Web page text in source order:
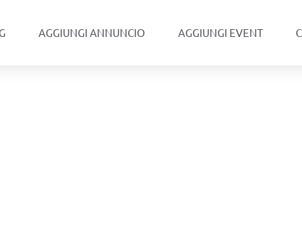
AGGIUNGI ANNUNCIO AGGIUNGI EVENT